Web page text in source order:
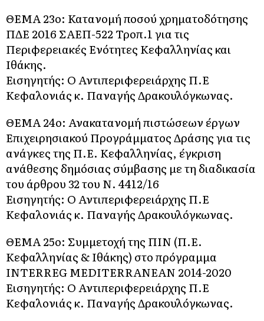
ΘΕΜΑ 23o: Κατανομή ποσού χρηματοδότησης
ΠΔΕ 2016 ΣΑΕΠ-522 Τροπ.1 για τις
Περιφερειακές Ενότητες Κεφαλληνίας και
Ιθάκης.
Εισηγητής: Ο Αντιπεριφερειάρχης Π.Ε
Κεφαλονιάς κ. Παναγής Δρακουλόγκωνας.
ΘΕΜΑ 24o: Ανακατανομή πιστώσεων έργων
Επιχειρησιακού Προγράμματος Δράσης για τις
ανάγκες της Π.Ε. Κεφαλληνίας, έγκριση
ανάθεσης δημόσιας σύμβασης με τη διαδικασία
του άρθρου 32 του Ν. 4412/16
Εισηγητής: Ο Αντιπεριφερειάρχης Π.Ε
Κεφαλονιάς κ. Παναγής Δρακουλόγκωνας.
ΘΕΜΑ 25o: Συμμετοχή της ΠΙΝ (Π.Ε.
Κεφαλληνίας & Ιθάκης) στο πρόγραμμα
INTERREG MEDITERRANEAN 2014-2020
Εισηγητής: Ο Αντιπεριφερειάρχης Π.Ε
Κεφαλονιάς κ. Παναγής Δρακουλόγκωνας.